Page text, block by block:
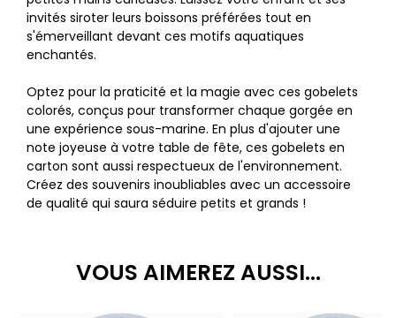
invités siroter leurs boissons préférées tout en
s'émerveillant devant ces motifs aquatiques
enchantés.
Optez pour la praticité et la magie avec ces gobelets
colorés, conçus pour transformer chaque gorgée en
une expérience sous-marine. En plus d'ajouter une
note joyeuse à votre table de fête, ces gobelets en
carton sont aussi respectueux de l'environnement.
Créez des souvenirs inoubliables avec un accessoire
de qualité qui saura séduire petits et grands !
VOUS AIMEREZ AUSSI...